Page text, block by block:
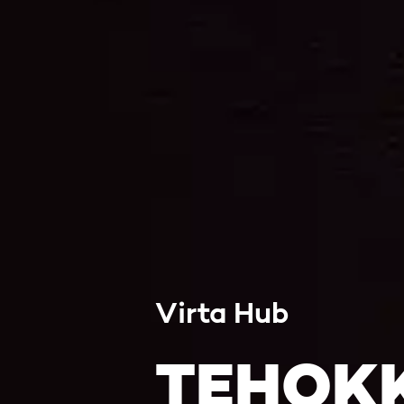
Virta Hub